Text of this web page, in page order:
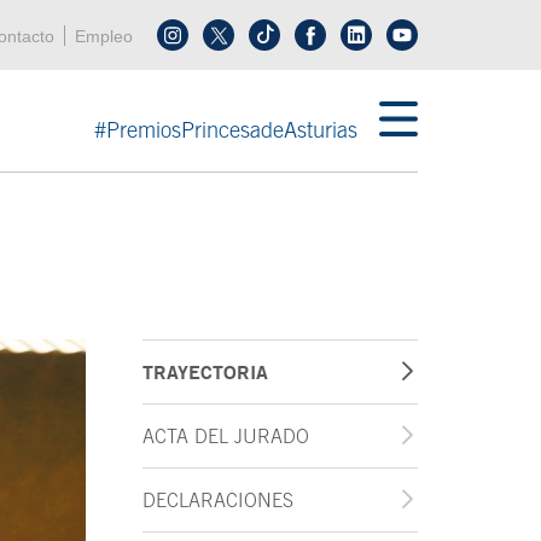
cabecera
Empleo Síguenos en tiktokSíguenos en linkedin
#PremiosPrincesadeAsturias
TRAYECTORIA
ACTA DEL JURADO
DECLARACIONES